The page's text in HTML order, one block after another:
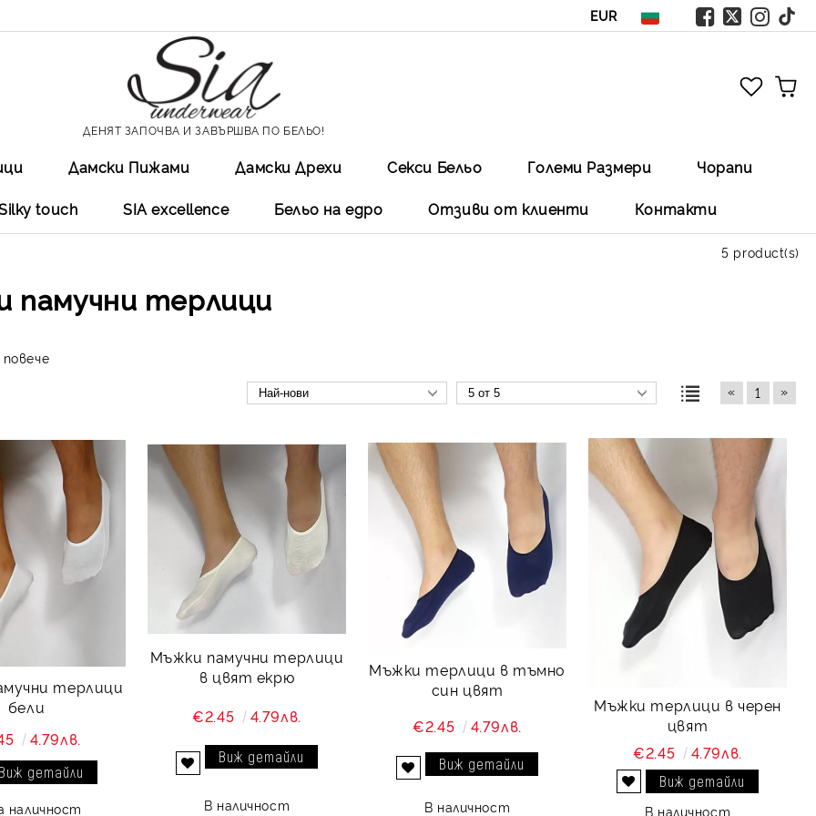
EUR
ДЕНЯТ ЗАПОЧВА И ЗАВЪРШВА ПО БЕЛЬО!
Дамски Пижами Дамски Дрехи Секси Бельо Големи Размери Чорапи
touch SIA excellеnce Бельо на едро Отзиви от клиенти Контакти
памучни терлици
5 product(s)
« 1 »
терлици
бели
4.79лв.
Виж детайли
наличност
Мъжки памучни терлици
в цвят екрю
€2.45
4.79лв.
Виж детайли
В наличност
Мъжки терлици в тъмно
син цвят
€2.45
4.79лв.
Виж детайли
В наличност
Мъжки терлици в черен
цвят
€2.45
4.79лв.
Виж детайли
В наличност